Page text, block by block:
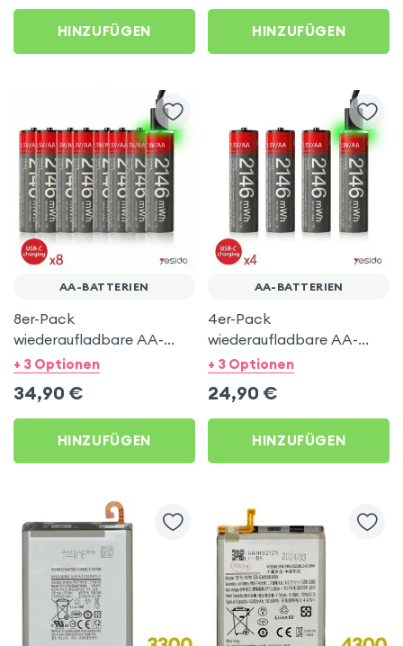
HINZUFÜGEN HINZUFÜGEN
AA-BATTERIEN
8er-Pack
wiederaufladbare AA-
Batterien über USB-C -
+ 3 Optionen
34,90 €
HINZUFÜGEN
AA-BATTERIEN
4er-Pack
wiederaufladbare AA-
Batterien über USB-C -
+ 3 Optionen
24,90 €
HINZUFÜGEN